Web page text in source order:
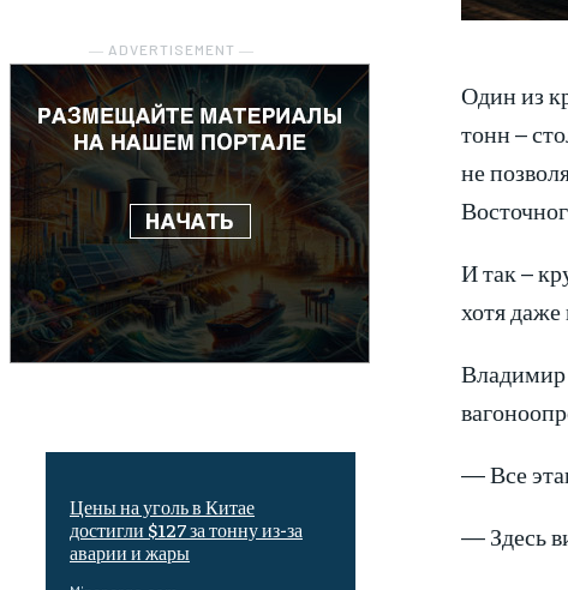
― ADVERTISEMENT ―
Цены на уголь в Китае
достигли $127 за тонну из-за
аварии и жары
Один из
тонн –
не
И так –
хотя
Владимир
— Все
— Здесь